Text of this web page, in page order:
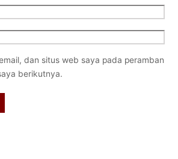
dan situs web saya pada peramban
berikutnya.